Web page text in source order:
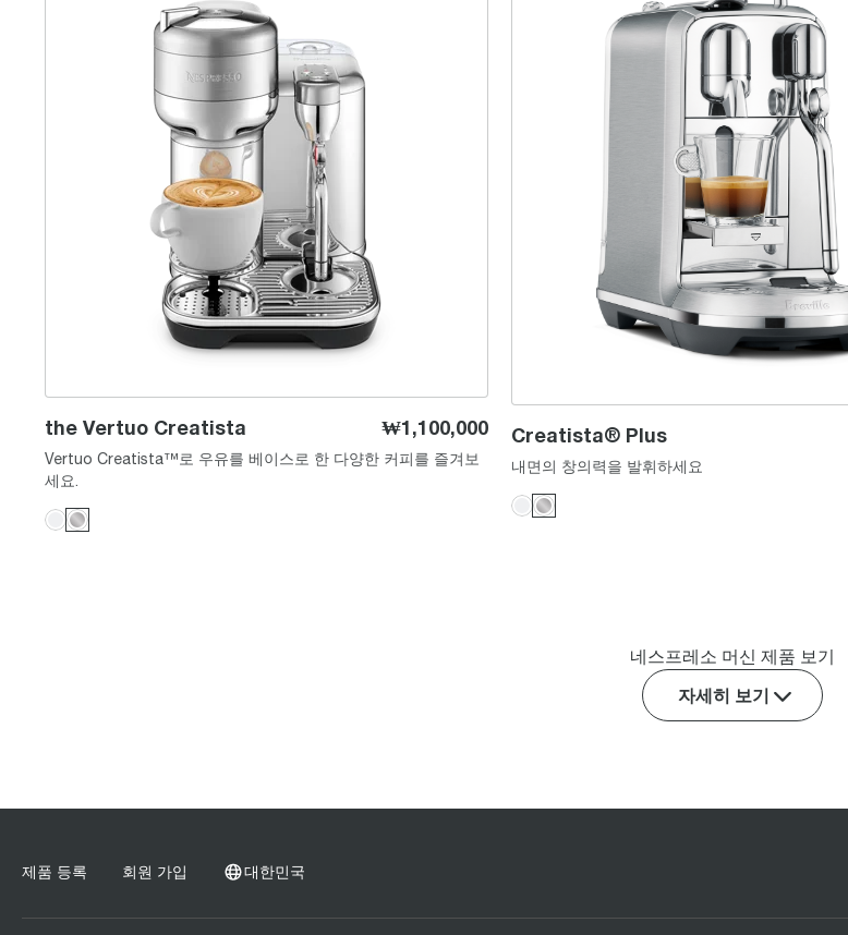
the Vertuo Creatista ₩1,100,000
Vertuo Creatista™로 우유를 베이스로 한 다양한 커피를 즐겨보
세요.
Creatista® Plus
내면의 창의력을 발휘하세요
네스프레소 머신 제품 보기
자세히 보기
제품 등록 회원 가입 대한민국